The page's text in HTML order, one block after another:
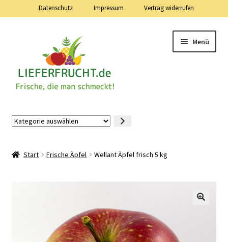
Datenschutz Impressum Vertrag widerrufen
Menü
Vertrag widerrufen
Kategorie
Start Frische Äpfel Wellant Äpfel frisch 5 kg